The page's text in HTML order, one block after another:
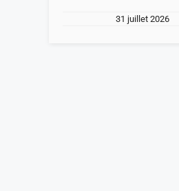
31 juillet 2026